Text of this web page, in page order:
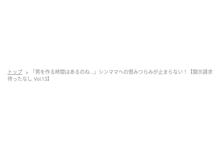
トップ
「男を作る時間はあるのね…」シンママへの恨みつらみが止まらない！【開示請求
待ったなし Vol.13】